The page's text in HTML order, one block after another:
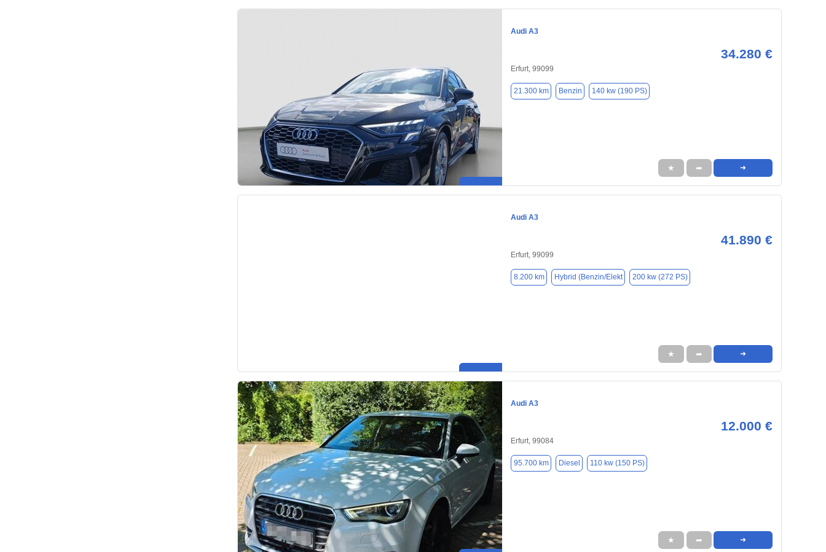
Audi A3
34.280 €
Erfurt, 99099
21.300 km Benzin 140 kw (190 PS)
★ ➦ ➜
Audi A3
41.890 €
Erfurt, 99099
8.200 km Hybrid (Benzin/Elekt 200 kw (272 PS)
★ ➦ ➜
Audi A3
12.000 €
Erfurt, 99084
95.700 km Diesel 110 kw (150 PS)
★ ➦ ➜